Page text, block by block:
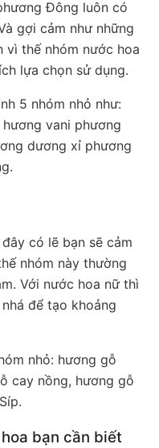
Đông luôn có
gợi cảm như những
vì thế nhóm nước hoa
lựa chọn sử dụng.
5 nhóm nhỏ như:
vani phương
dương xỉ phương
có lẽ bạn sẽ cảm
nhóm này thường
Với nước hoa nữ thì
để tạo khoảng
nhỏ: hương gỗ
cay nồng, hương gỗ
bạn cần biết